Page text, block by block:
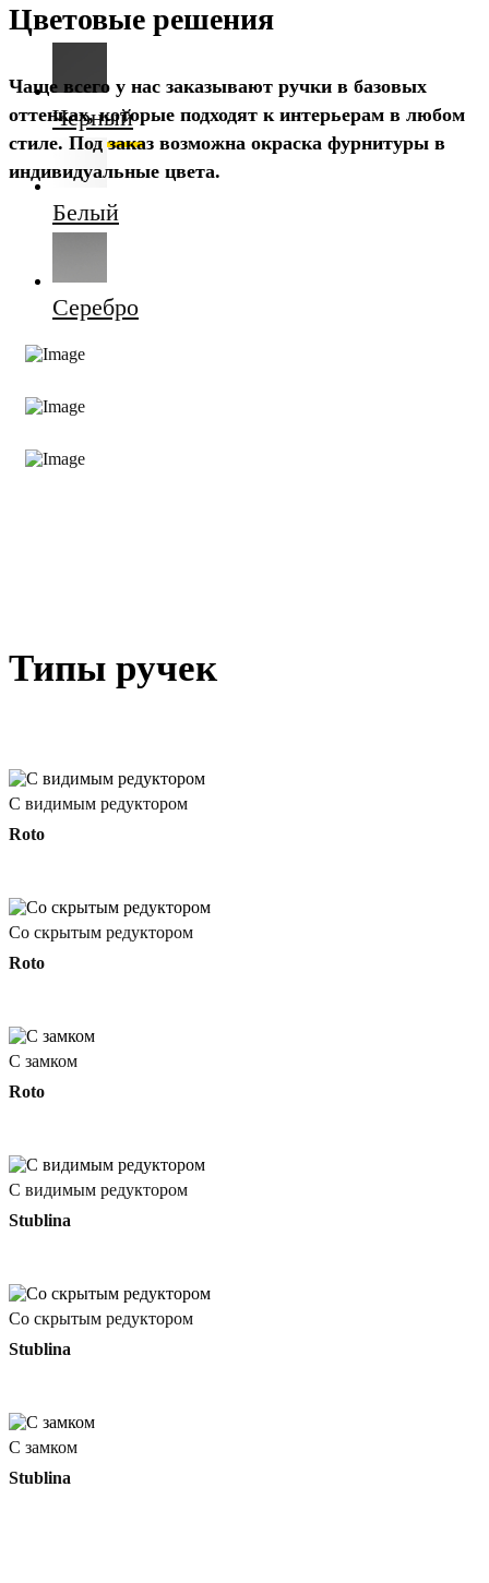
Цветовые решения
Чаще всего у нас заказывают ручки в базовых
оттенках, которые подходят к интерьерам в любом
стиле. Под заказ возможна окраска фурнитуры в
индивидуальные цвета.
Черный
Белый
Серебро
Типы ручек
С видимым редуктором
Roto
Со скрытым редуктором
Roto
С замком
Roto
С видимым редуктором
Stublina
Со скрытым редуктором
Stublina
С замком
Stublina